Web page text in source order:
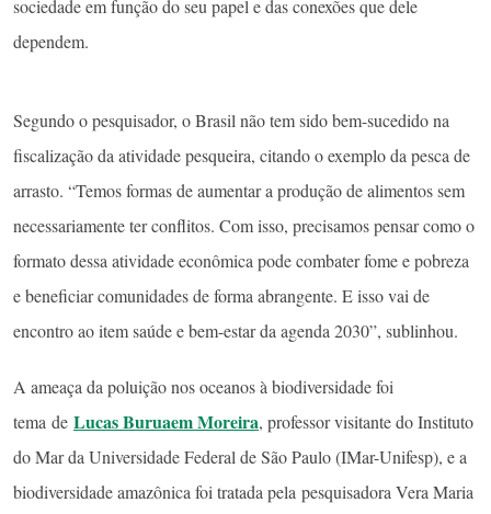
sociedade em função do seu papel e das conexões que dele
dependem.
Segundo o pesquisador, o Brasil não tem sido bem-sucedido na
fiscalização da atividade pesqueira, citando o exemplo da pesca de
arrasto. “Temos formas de aumentar a produção de alimentos sem
necessariamente ter conflitos. Com isso, precisamos pensar como o
formato dessa atividade econômica pode combater fome e pobreza
e beneficiar comunidades de forma abrangente. E isso vai de
encontro ao item saúde e bem-estar da agenda 2030”, sublinhou.
A ameaça da poluição nos oceanos à biodiversidade foi
tema de Lucas Buruaem Moreira, professor visitante do Instituto
do Mar da Universidade Federal de São Paulo (IMar-Unifesp), e a
biodiversidade amazônica foi tratada pela pesquisadora Vera Maria